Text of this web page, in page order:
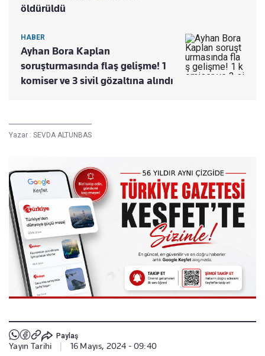
öldürüldü
HABER
Ayhan Bora Kaplan
soruşturmasında flaş gelişme! 1
komiser ve 3 sivil gözaltına alındı
Yazar : SEVDA ALTUNBAS
Paylaş
Yayın Tarihi 16 Mayıs, 2024 - 09:40